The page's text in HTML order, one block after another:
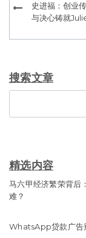
navigation
史进福：创业
与决心铸就
搜索文章
精选内容
马六甲经济繁荣背后
难？
WhatsApp贷款广告